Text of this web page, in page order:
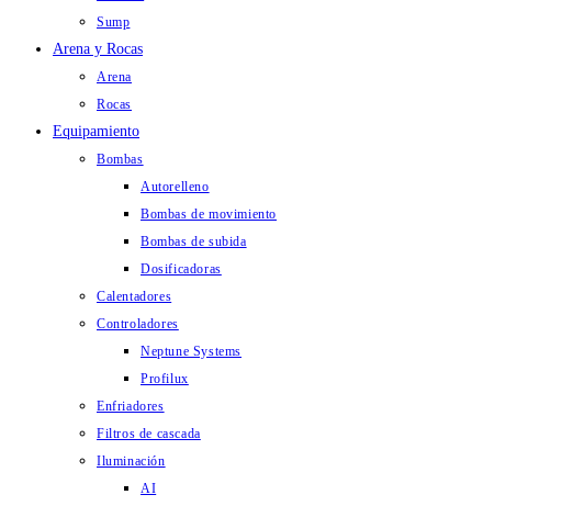
Sump
Arena y Rocas
Arena
Rocas
Equipamiento
Bombas
Autorelleno
Bombas de movimiento
Bombas de subida
Dosificadoras
Calentadores
Controladores
Neptune Systems
Profilux
Enfriadores
Filtros de cascada
Iluminación
AI